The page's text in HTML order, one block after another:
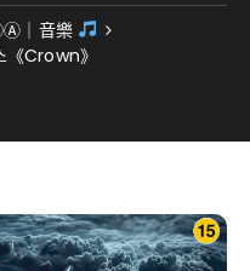
音樂
《Crown》